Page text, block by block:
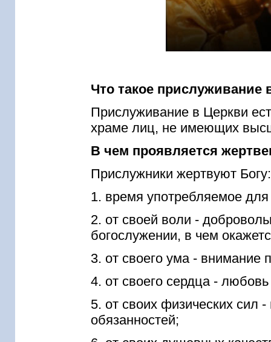
Что такое прислуживание
Прислуживание в Церкви
храме лиц, не имеющих
В чем проявляется
Прислужники жертвуют Богу:
1. время употребляемое
2. от своей воли -
богослужении, в чем
3. от своего ума - внимание
4. от своего сердца -
5. от своих физических сил
обязанностей;